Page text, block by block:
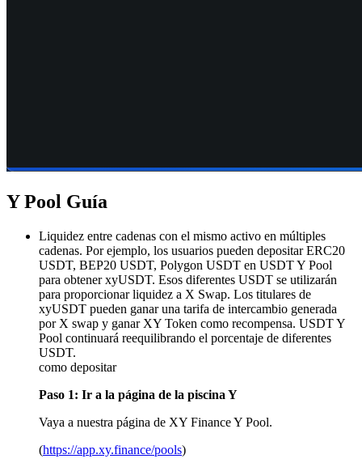
Y Pool Guía
Liquidez entre cadenas con el mismo activo en múltiples
cadenas. Por ejemplo, los usuarios pueden depositar ERC20
USDT, BEP20 USDT, Polygon USDT en USDT Y Pool
para obtener xyUSDT. Esos diferentes USDT se utilizarán
para proporcionar liquidez a X Swap. Los titulares de
xyUSDT pueden ganar una tarifa de intercambio generada
por X swap y ganar XY Token como recompensa. USDT Y
Pool continuará reequilibrando el porcentaje de diferentes
USDT.
como depositar
Paso 1: Ir a la página de la piscina Y
Vaya a nuestra página de XY Finance Y Pool.
(https://app.xy.finance/pools)